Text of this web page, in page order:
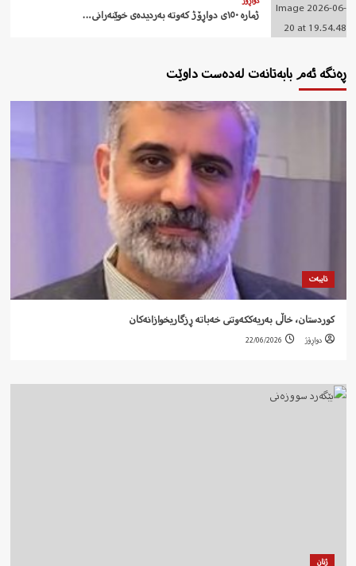
ژمارە ١٥٠ی دواڕۆژ کەوتە بەردیدەی خوێنەرانی…
ڕەنگە ئەم بابەتانەت لەدەست داوێت
تایبەت
کوردستان، خاڵی بەریەککەوتنی خەباتە ڕزگاریخوازانەکان
دواڕۆژ 22/06/2026
ژنان